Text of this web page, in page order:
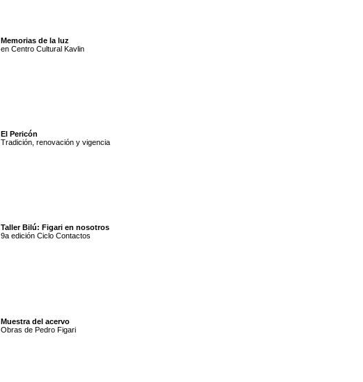
Memorias de la luz
en Centro Cultural Kavlin
El Pericón
Tradición, renovación y vigencia
Taller Bilú: Figari en nosotros
9a edición Ciclo Contactos
Muestra del acervo
Obras de Pedro Figari